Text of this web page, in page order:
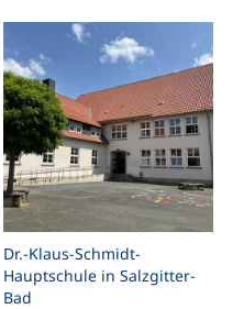
Dr.-Klaus-Schmidt-
Hauptschule in Salzgitter-
Bad